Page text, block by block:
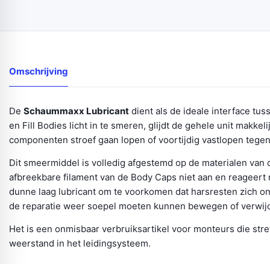
Omschrijving
De Schaummaxx Lubricant dient als de ideale interface
en Fill Bodies licht in te smeren, glijdt de gehele unit
componenten stroef gaan lopen of voortijdig vastlopen
Dit smeermiddel is volledig afgestemd op de materialen
afbreekbare filament van de Body Caps niet aan en
dunne laag lubricant om te voorkomen dat harsresten zich
de reparatie weer soepel moeten kunnen bewegen of
Het is een onmisbaar verbruiksartikel voor monteurs die
weerstand in het leidingsysteem.